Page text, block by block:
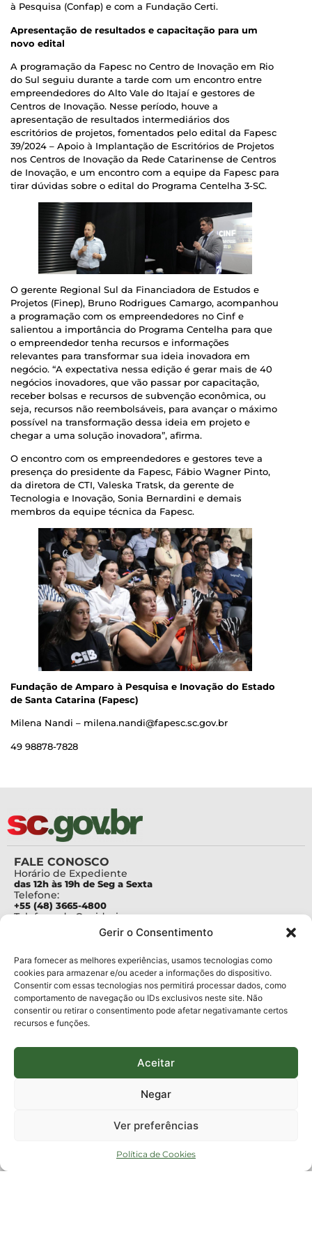
Gerir o Consentimento
Para fornecer as melhores experiências, usamos tecnologias como
cookies para armazenar e/ou aceder a informações do dispositivo.
Consentir com essas tecnologias nos permitirá processar dados, como
comportamento de navegação ou IDs exclusivos neste site. Não
consentir ou retirar o consentimento pode afetar negativamante certos
recursos e funções.
Aceitar
Negar
Ver preferências
Política de Cookies
à Pesquisa (Confap) e com a Fundação Certi.
Apresentação de resultados e capacitação para um
novo edital
A programação da Fapesc no Centro de Inovação em Rio
do Sul seguiu durante a tarde com um encontro entre
empreendedores do Alto Vale do Itajaí e gestores de
Centros de Inovação. Nesse período, houve a
apresentação de resultados intermediários dos
escritórios de projetos, fomentados pelo edital da Fapesc
39/2024 – Apoio à Implantação de Escritórios de Projetos
nos Centros de Inovação da Rede Catarinense de Centros
de Inovação, e um encontro com a equipe da Fapesc para
tirar dúvidas sobre o edital do Programa Centelha 3-SC.
O gerente Regional Sul da Financiadora de Estudos e
Projetos (Finep), Bruno Rodrigues Camargo, acompanhou
a programação com os empreendedores no Cinf e
salientou a importância do Programa Centelha para que
o empreendedor tenha recursos e informações
relevantes para transformar sua ideia inovadora em
negócio. “A expectativa nessa edição é gerar mais de 40
negócios inovadores, que vão passar por capacitação,
receber bolsas e recursos de subvenção econômica, ou
seja, recursos não reembolsáveis, para avançar o máximo
possível na transformação dessa ideia em projeto e
chegar a uma solução inovadora”, afirma.
O encontro com os empreendedores e gestores teve a
presença do presidente da Fapesc, Fábio Wagner Pinto,
da diretora de CTI, Valeska Tratsk, da gerente de
Tecnologia e Inovação, Sonia Bernardini e demais
membros da equipe técnica da Fapesc.
Fundação de Amparo à Pesquisa e Inovação do Estado
de Santa Catarina (Fapesc)
Milena Nandi – milena.nandi@fapesc.sc.gov.br
49 98878-7828
FALE CONOSCO
Horário de Expediente
das 12h às 19h de Seg a Sexta
Telefone:
+55 (48) 3665-4800
Telefone da Ouvidoria
Para assuntos relacionados à Pesquisa
pesquisa@fapesc.sc.gov.br
Para assuntos relacionados à Inovação
inovacao@fapesc.sc.gov.br
Para assuntos relacionados à Bolsas
bolsas@fapesc.sc.gov.br
Para assuntos relacionados à Prestação de Contas
Para assuntos relacionados à Plataforma
plataforma@fapesc.sc.gov.br
Jair Artur da Silva dpo@fapesc.sc.gov.br 3665-4831
km 01, Módulo 12A, Edifício Fapesc / Celta, 5° andar